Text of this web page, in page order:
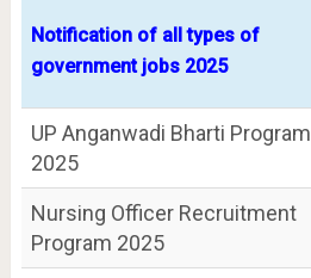
Notification of all types of
government jobs 2025
UP Anganwadi Bharti Program
2025
Nursing Officer Recruitment
Program 2025